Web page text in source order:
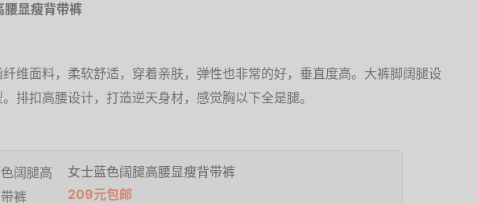
显瘦背带裤
维面料，柔软舒适，穿着亲肤，弹性也非常的好，垂直度高。大裤脚阔腿设
排扣高腰设计，打造逆天身材，感觉胸以下全是腿。
女士蓝色阔腿高腰显瘦背带裤
209元包邮